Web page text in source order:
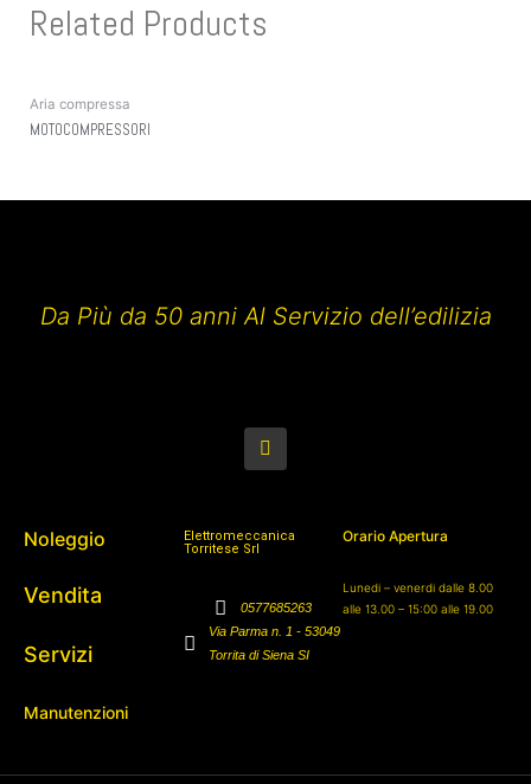
Related Products
Aria compressa
MOTOCOMPRESSORI
Da Più da 50 anni Al Servizio dell’edilizia
Noleggio
Vendita
Servizi
Manutenzioni
Elettromeccanica
Torritese Srl
0577685263
Via Parma n. 1 - 53049
Torrita di Siena SI
Orario Apertura
Lunedi – venerdi dalle 8.00
alle 13.00 – 15:00 alle 19.00